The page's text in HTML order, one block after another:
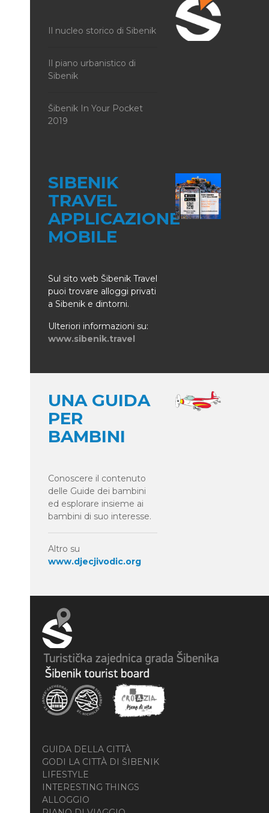
Il nucleo storico di Sibenik
Il piano urbanistico di
Sibenik
Šibenik In Your Pocket
2019
SIBENIK
TRAVEL
APPLICAZIONE
MOBILE
Sul sito web Šibenik Travel
puoi trovare alloggi privati
a Sibenik e dintorni.
Ulteriori informazioni su:
www.sibenik.travel
UNA GUIDA
PER
BAMBINI
Conoscere il contenuto
delle Guide dei bambini
ed esplorare insieme ai
bambini di suo interesse.
Altro su
www.djecjivodic.org
GUIDA DELLA CITTÀ
GODI LA CITTÀ DI ŠIBENIK
LIFESTYLE
INTERESTING THINGS
ALLOGGIO